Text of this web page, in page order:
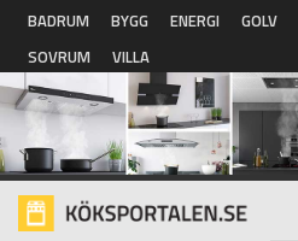
Hoppa till huvudinnehåll
BADRUM BYGG ENERGI GOLV
SOVRUM
VILLA